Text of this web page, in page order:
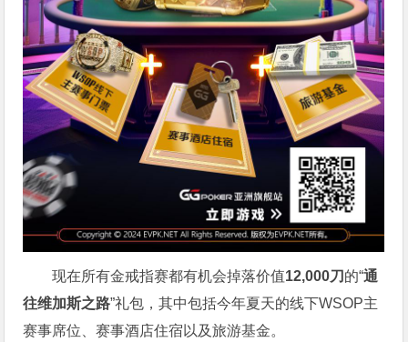
现在所有金戒指赛都有机会掉落价值12,000刀 的“通
往维加斯之路”礼包，其中包括今年夏天的线下WSOP主
赛事席位、赛事酒店住宿以及旅游基金。